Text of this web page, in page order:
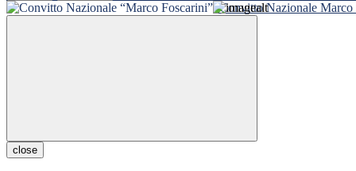
Convitto Nazionale Marco
close